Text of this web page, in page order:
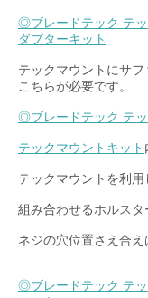
◎ブレードテック テ
ダプターキット
テックマウントにサ
こちらが必要です。
◎ブレードテック テ
テックマウントキット
テックマウントを利用
組み合わせるホルスタ
ネジの穴位置さえ合え
◎ブレードテック テ